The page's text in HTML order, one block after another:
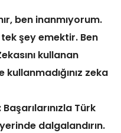
ben inanmıyorum.
şey emektir. Ben
kullanan
zeka
Türk
dalgalandırın.